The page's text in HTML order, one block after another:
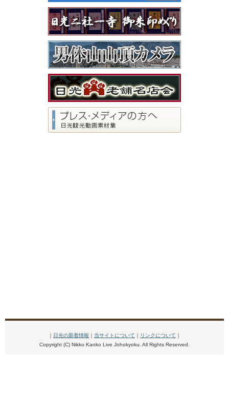
｜ 日光の新着情報 ｜ 当サイトについて ｜ リンクについて ｜
Copyright (C) Nikko Kanko Live Johokyoku. All Rights Reserved.